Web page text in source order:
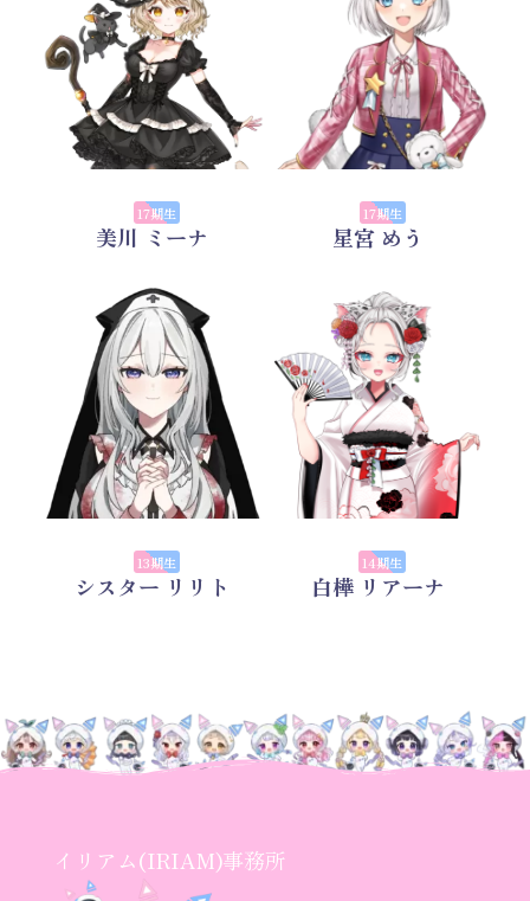
17期生
美川 ミーナ
17期生
星宮 めう
13期生
シスター リリト
14期生
白樺 リアーナ
イリアム(IRIAM)事務所